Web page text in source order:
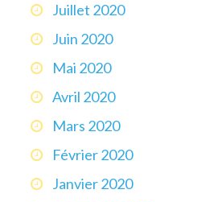
Juillet 2020
Juin 2020
Mai 2020
Avril 2020
Mars 2020
Février 2020
Janvier 2020